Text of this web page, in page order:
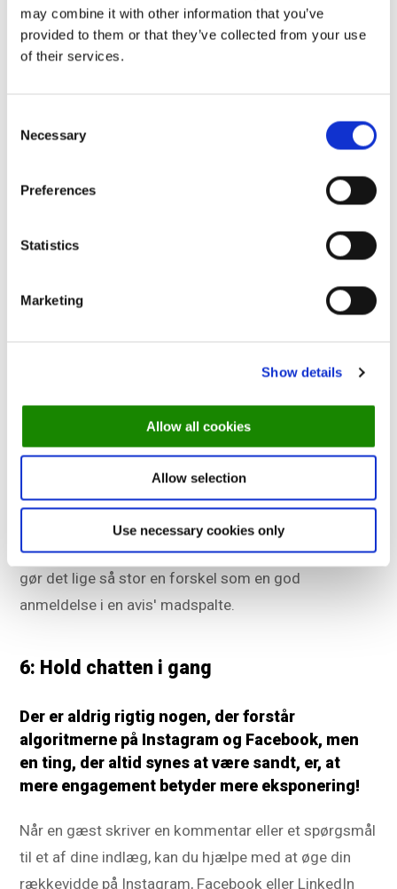
may combine it with other information that you’ve
provided to them or that they’ve collected from your use
of their services.
Selection
Necessary
Preferences
Statistics
Marketing
Show details
Allow all cookies
Allow selection
Use necessary cookies only
Brugergenereret indhold er præcis, hvad
navnet antyder. Det er indhold, som gæster og
Hold øje med, hvornår gæsterne tagger dig på et
viser din restaurant fra sin bedste side, så benyt
story. Husk at give gæsten kredit, og lad dem vide, at
online gæsteanmeldelserer. Det skyldes,
noget, før vi beslutter, om det er værd at bruge tid på.
Når potentielle gæster ser, at en anden har nydt din
restaurants mad og service så meget, at de har
besluttet at dele oplevelsen med verden, er det som
et godkendelsesstempel. Det er guld værd, og ofte
gør det lige så stor en forskel som en god
anmeldelse i en avis' madspalte.
6: Hold chatten i gang
Der er aldrig rigtig nogen, der forstår
algoritmerne på Instagram og Facebook, men
en ting, der altid synes at være sandt, er, at
mere engagement betyder mere eksponering!
Når en gæst skriver en kommentar eller et spørgsmål
til et af dine indlæg, kan du hjælpe med at øge din
rækkevidde på Instagram, Facebook eller LinkedIn